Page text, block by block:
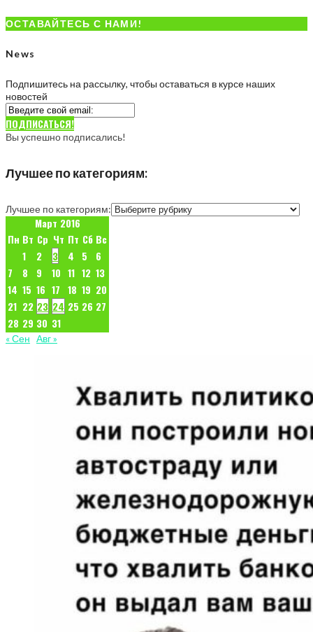
ОСТАВАЙТЕСЬ С НАМИ!
News
Подпишитесь на рассылку, чтобы оставаться в курсе наших
новостей
ПОДПИСАТЬСЯ!
Вы успешно подписались!
Лучшее по категориям:
Лучшее по категориям:
Март 2016
Пн Вт Ср Чт Пт Сб Вс
1
2 3 4 5
6
7
8 9 10 11 12 13
14 15 16 17 18 19 20
21 22 23 24 25 26 27
28 29 30 31
« Сен Авг »